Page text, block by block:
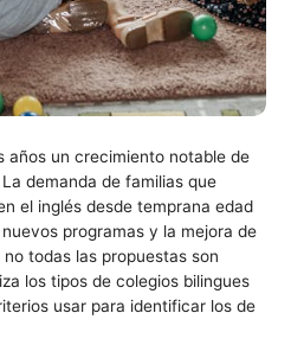
años un crecimiento notable de
demanda de familias que
el inglés desde temprana edad
programas y la mejora de
todas las propuestas son
los tipos de colegios bilingues
usar para identificar los de